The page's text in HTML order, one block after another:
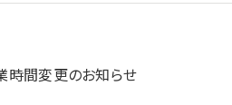
時間変更のお知らせ